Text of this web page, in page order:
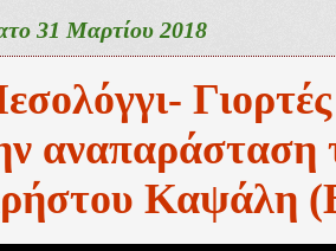
31 Μαρτίου 2018
αναπαράσταση
Καψάλη